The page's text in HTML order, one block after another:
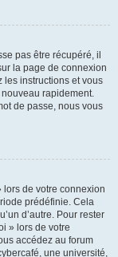
pas être récupéré, il
la page de connexion
les instructions et vous
rapidement.
de passe, nous vous
lors de votre connexion
prédéfinie. Cela
d’autre. Pour rester
» lors de votre
accédez au forum
une université,